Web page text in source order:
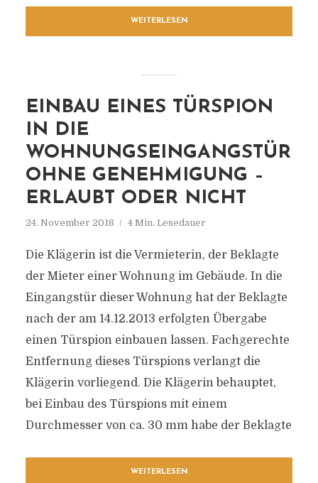
WEITERLESEN
EINBAU EINES TÜRSPION
IN DIE
WOHNUNGSEINGANGSTÜR
OHNE GENEHMIGUNG –
ERLAUBT ODER NICHT
24. November 2018 4 Min. Lesedauer
Die Klägerin ist die Vermieterin, der Beklagte
der Mieter einer Wohnung im Gebäude. In die
Eingangstür dieser Wohnung hat der Beklagte
nach der am 14.12.2013 erfolgten Übergabe
einen Türspion einbauen lassen. Fachgerechte
Entfernung dieses Türspions verlangt die
Klägerin vorliegend. Die Klägerin behauptet,
bei Einbau des Türspions mit einem
Durchmesser von ca. 30 mm habe der Beklagte
WEITERLESEN